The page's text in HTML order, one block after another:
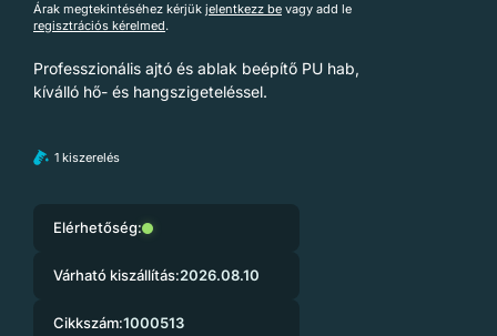
Árak megtekintéséhez kérjük jelentkezz be vagy add le
regisztrációs kérelmed.
Professzionális ajtó és ablak beépítő PU hab,
kíválló hő- és hangszigeteléssel.
1 kiszerelés
Elérhetőség:
Várható kiszállítás:2026.08.10
Cikkszám:1000513